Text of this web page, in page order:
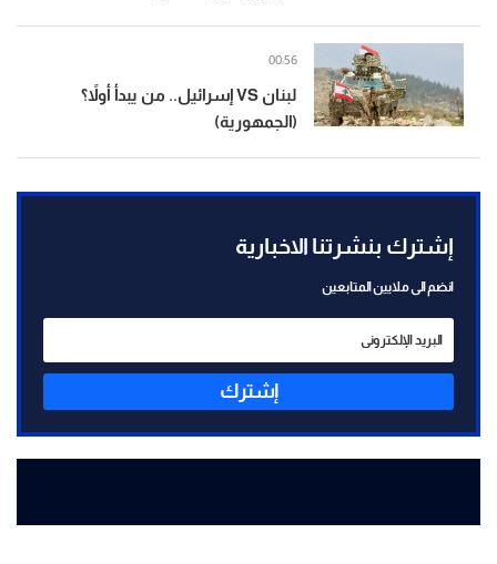
لبنان VS إسرائيل.. من يبدأ أولاً؟
(الجمهورية)
00:56
إشترك بنشرتنا الاخبارية
انضم الى ملايين المتابعين
إشترك